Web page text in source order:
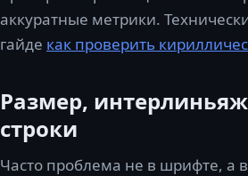
аккуратные метрики.
гайде как проверить
Размер,
строки
Часто проблема не в шрифте, а